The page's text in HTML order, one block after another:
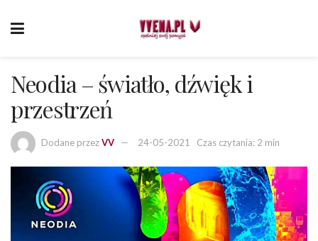
Neodia – światło, dźwięk i
przestrzeń
Dodane przezVV 24-05-2021 Czas czytania: 2 min